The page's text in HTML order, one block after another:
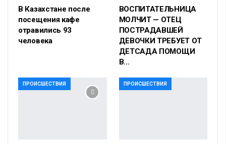
В Казахстане после
посещения кафе
отравились 93
человека
ВОСПИТАТЕЛЬНИЦА
МОЛЧИТ — ОТЕЦ
ПОСТРАДАВШЕЙ
ДЕВОЧКИ ТРЕБУЕТ ОТ
ДЕТСАДА ПОМОЩИ
В…
ПРОИСШЕСТВИЯ ПРОИСШЕСТВИЯ